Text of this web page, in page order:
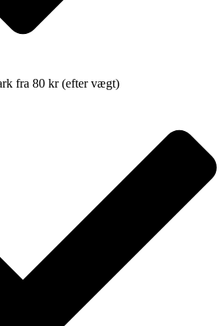
fra 80 kr (efter vægt)